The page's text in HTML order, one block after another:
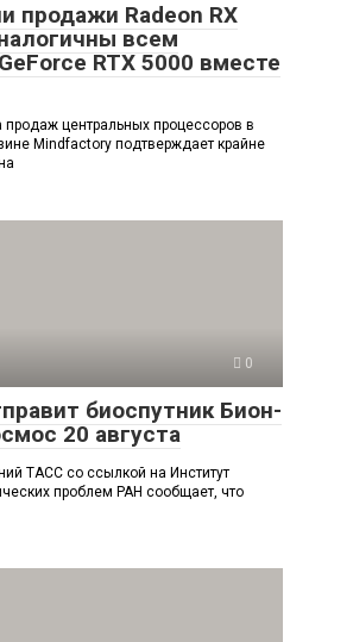
продажи Radeon RX
всем
RTX 5000 вместе
продаж центральных процессоров в
Mindfactory подтверждает крайне
0
биоспутник Бион-
20 августа
ТАСС со ссылкой на Институт
проблем РАН сообщает, что